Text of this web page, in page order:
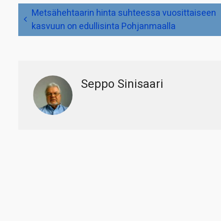
Artikkelien
selausMetsähehtaarin hinta suhteessa vuosittaiseen
kasvuun on edullisinta Pohjanmaalla
Seppo Sinisaari